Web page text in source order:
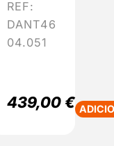
REF:
DANT46
04.051
439,00€